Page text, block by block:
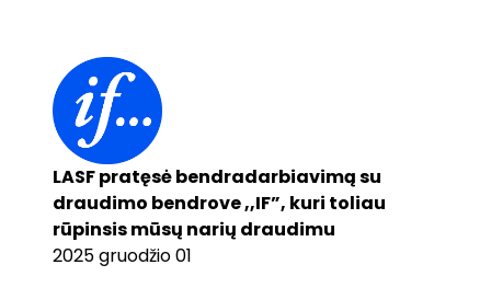
LASF pratęsė bendradarbiavimą su
draudimo bendrove ,,IF”, kuri toliau
rūpinsis mūsų narių draudimu
2025 gruodžio 01